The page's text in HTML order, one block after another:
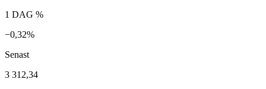
1 DAG %
−0,32%
Senast
3 312,34